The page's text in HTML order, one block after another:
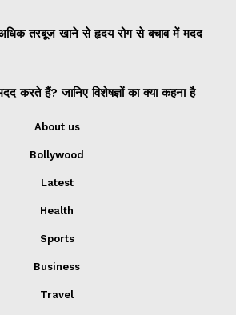
अधिक तरबूज खाने से हृदय रोग से बचाव में मदद
करते हैं? जानिए विशेषज्ञों का क्या कहना है
About us
Bollywood
Latest
Health
Sports
Business
Travel